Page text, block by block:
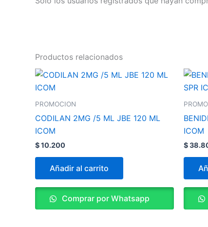
Productos relacionados
PROMOCION
CODILAN 2MG /5 ML JBE 120 ML
ICOM
$10.200
Añadir al carrito
Comprar por Whatsapp
ICOM
$